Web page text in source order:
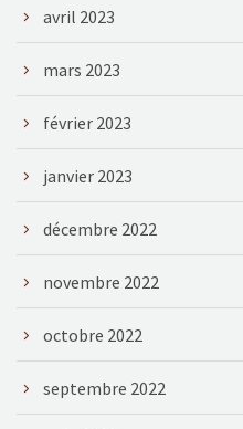
avril 2023
mars 2023
février 2023
janvier 2023
décembre 2022
novembre 2022
octobre 2022
septembre 2022